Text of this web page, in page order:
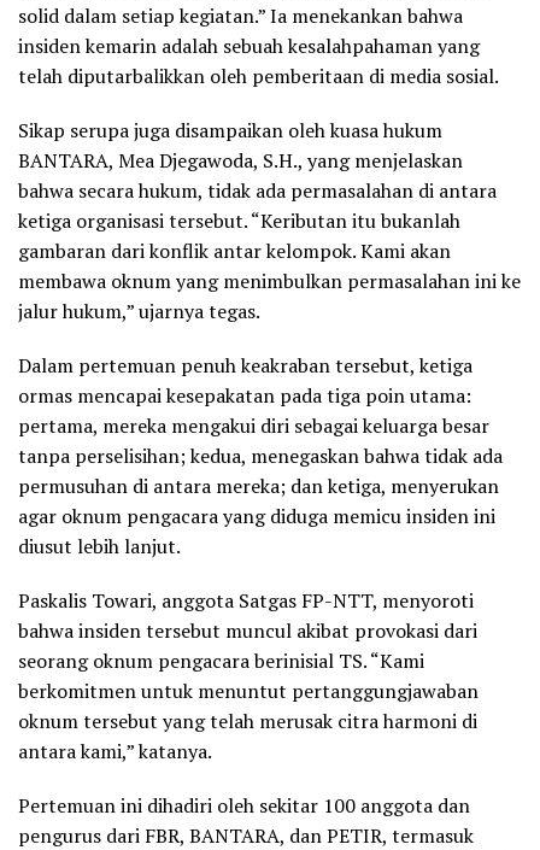
solid dalam setiap kegiatan.” Ia menekankan bahwa
insiden kemarin adalah sebuah kesalahpahaman yang
telah diputarbalikkan oleh pemberitaan di media sosial.
Sikap serupa juga disampaikan oleh kuasa hukum
BANTARA, Mea Djegawoda, S.H., yang menjelaskan
bahwa secara hukum, tidak ada permasalahan di antara
ketiga organisasi tersebut. “Keributan itu bukanlah
gambaran dari konflik antar kelompok. Kami akan
membawa oknum yang menimbulkan permasalahan ini ke
jalur hukum,” ujarnya tegas.
Dalam pertemuan penuh keakraban tersebut, ketiga
ormas mencapai kesepakatan pada tiga poin utama:
pertama, mereka mengakui diri sebagai keluarga besar
tanpa perselisihan; kedua, menegaskan bahwa tidak ada
permusuhan di antara mereka; dan ketiga, menyerukan
agar oknum pengacara yang diduga memicu insiden ini
diusut lebih lanjut.
Paskalis Towari, anggota Satgas FP-NTT, menyoroti
bahwa insiden tersebut muncul akibat provokasi dari
seorang oknum pengacara berinisial TS. “Kami
berkomitmen untuk menuntut pertanggungjawaban
oknum tersebut yang telah merusak citra harmoni di
antara kami,” katanya.
Pertemuan ini dihadiri oleh sekitar 100 anggota dan
pengurus dari FBR, BANTARA, dan PETIR, termasuk